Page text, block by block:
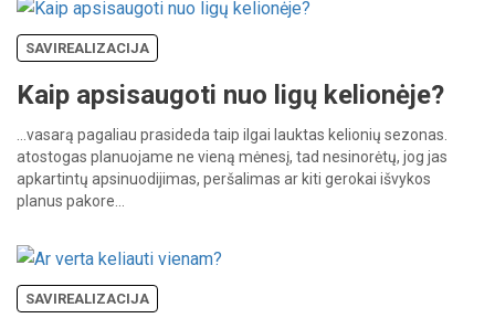
SAVIREALIZACIJA
Kaip apsisaugoti nuo ligų kelionėje?
…vasarą pagaliau prasideda taip ilgai lauktas kelionių sezonas.
atostogas planuojame ne vieną mėnesį, tad nesinorėtų, jog jas
apkartintų apsinuodijimas, peršalimas arkiti gerokai išvykos
planus pakore…
SAVIREALIZACIJA